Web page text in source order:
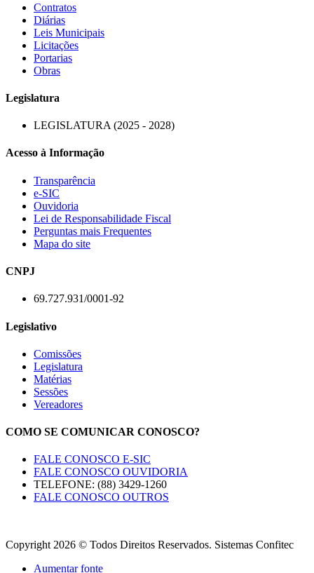
Contratos
Diárias
Leis Municipais
Licitações
Portarias
Obras
Legislatura
LEGISLATURA (2025 - 2028)
Acesso à Informação
Transparência
e-SIC
Ouvidoria
Lei de Responsabilidade Fiscal
Perguntas mais Frequentes
Mapa do site
CNPJ
69.727.931/0001-92
Legislativo
Comissões
Legislatura
Matérias
Sessões
Vereadores
COMO SE COMUNICAR CONOSCO?
FALE CONOSCO E-SIC
FALE CONOSCO OUVIDORIA
TELEFONE: (88) 3429-1260
FALE CONOSCO OUTROS
Copyright 2026 © Todos Direitos Reservados. Sistemas Confitec
Aumentar fonte